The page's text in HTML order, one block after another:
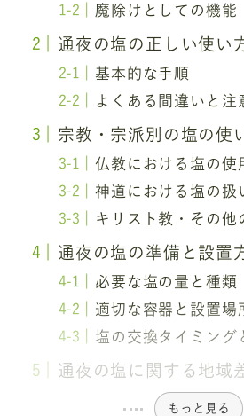
魔除けとしての機能
通夜の塩の正しい使い
基本的な手順
よくある間違いと注
宗教・宗派別の塩の使
仏教における塩の使
神道における塩の扱
キリスト教・その他
通夜の塩の準備と設置
必要な塩の量と種類
適切な容器と設置場
塩の交換タイミング
通夜の塩に関する地域
もっと見る